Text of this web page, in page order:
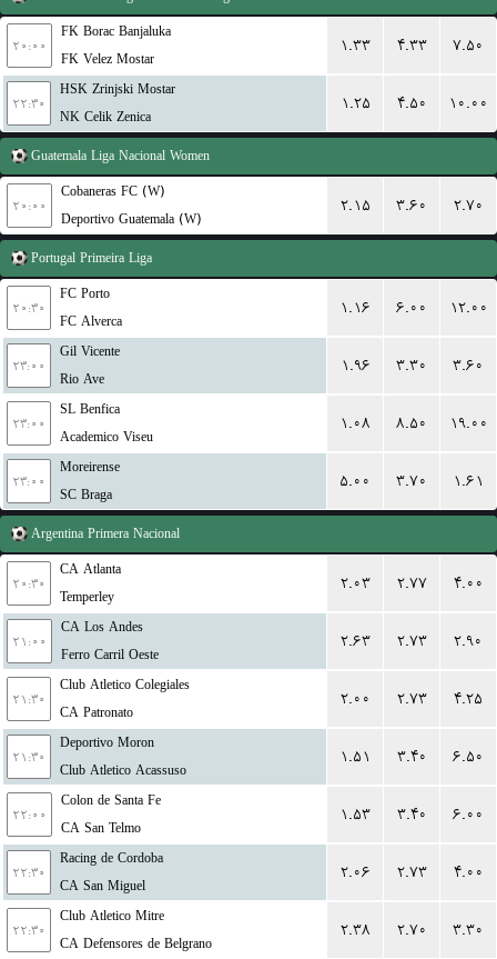
۲۰:۰۰
FK Borac Banjaluka
FK Velez Mostar
۱.۳۳ ۴.۳۳ ۷.۵۰
۲۲:۳۰
HSK Zrinjski Mostar
NK Celik Zenica
۱.۲۵ ۴.۵۰ ۱۰.۰۰
Guatemala Liga Nacional Women
۲۰:۰۰
Cobaneras FC (W)
Deportivo Guatemala (W)
۲.۱۵ ۳.۶۰ ۲.۷۰
Portugal Primeira Liga
۲۰:۳۰
FC Porto
FC Alverca
۱.۱۶ ۶.۰۰ ۱۲.۰۰
۲۳:۰۰
Gil Vicente
Rio Ave
۱.۹۶ ۳.۳۰ ۳.۶۰
۲۳:۰۰
SL Benfica
Academico Viseu
۱.۰۸ ۸.۵۰ ۱۹.۰۰
۲۳:۰۰
Moreirense
SC Braga
۵.۰۰ ۳.۷۰ ۱.۶۱
Argentina Primera Nacional
۲۰:۳۰
CA Atlanta
Temperley
۲.۰۳ ۲.۷۷ ۴.۰۰
۲۱:۰۰
CA Los Andes
Ferro Carril Oeste
۲.۶۳ ۲.۷۳ ۲.۹۰
۲۱:۳۰
Club Atletico Colegiales
CA Patronato
۲.۰۰ ۲.۷۳ ۴.۲۵
۲۱:۳۰
Deportivo Moron
Club Atletico Acassuso
۱.۵۱ ۳.۴۰ ۶.۵۰
۲۲:۰۰
Colon de Santa Fe
CA San Telmo
۱.۵۳ ۳.۴۰ ۶.۰۰
۲۲:۳۰
Racing de Cordoba
CA San Miguel
۲.۰۶ ۲.۷۳ ۴.۰۰
۲۲:۳۰
Club Atletico Mitre
CA Defensores de Belgrano
۲.۳۸ ۲.۷۰ ۳.۳۰